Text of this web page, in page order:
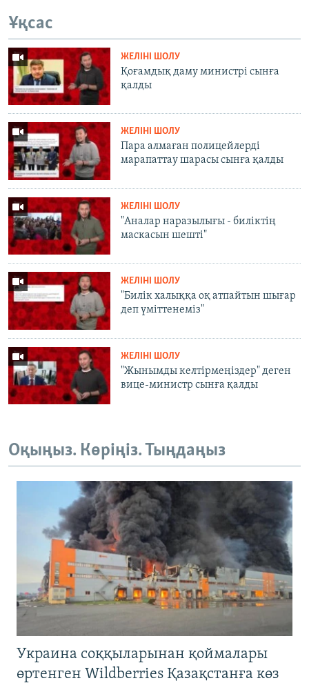
Ұқсас
ЖЕЛІНІ ШОЛУ
Қоғамдық даму министрі сынға
қалды
ЖЕЛІНІ ШОЛУ
Пара алмаған полицейлерді
марапаттау шарасы сынға қалды
ЖЕЛІНІ ШОЛУ
"Аналар наразылығы - биліктің
маскасын шешті"
ЖЕЛІНІ ШОЛУ
"Билік халыққа оқ атпайтын шығар
деп үміттенеміз"
ЖЕЛІНІ ШОЛУ
"Жынымды келтірмеңіздер" деген
вице-министр сынға қалды
Оқыңыз. Көріңіз. Тыңдаңыз
Украина соққыларынан қоймалары
өртенген Wildberries Қазақстанға көз